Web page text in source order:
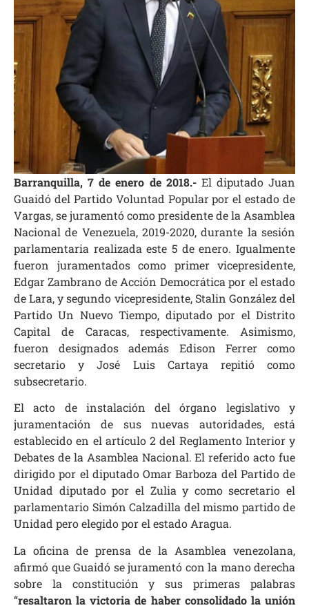
Barranquilla, 7 de enero de 2018.-El diputado Juan
Guaidó del Partido Voluntad Popular por el estado de
Vargas, se juramentó como presidente de la Asamblea
Nacional de Venezuela, 2019-2020, durante la sesión
parlamentaria realizada este 5 de enero. Igualmente
fueron juramentados como primer vicepresidente,
Edgar Zambrano de Acción Democrática por el estado
de Lara, y segundo vicepresidente, Stalin González del
Partido Un Nuevo Tiempo, diputado por el Distrito
Capital de Caracas, respectivamente. Asimismo,
fueron designados además Edison Ferrer como
secretario y José Luis Cartaya repitió como
subsecretario.
El acto de instalación del órgano legislativo y
juramentación de sus nuevas autoridades, está
establecido en el artículo 2 del Reglamento Interior y
Debates de la Asamblea Nacional. El referido acto fue
dirigido por el diputado Omar Barboza del Partido de
Unidad diputado por el Zulia y como secretario el
parlamentario Simón Calzadilla del mismo partido de
Unidad pero elegido por el estado Aragua.
La oficina de prensa de la Asamblea venezolana,
afirmó que Guaidó se juramentó con la mano derecha
sobre la constitución y sus primeras palabras
“resaltaron la victoria de haber consolidado la unión